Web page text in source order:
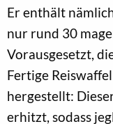
Er enthält
nur rund 30
Vorausgesetzt,
Fertige
hergestellt:
erhitzt, sodass